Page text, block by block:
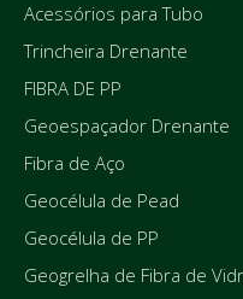
Acessórios para Tubo
Trincheira Drenante
FIBRA DE PP
Geoespaçador Drenante
Fibra de Aço
Geocélula de Pead
Geocélula de PP
Geogrelha de Fibra de